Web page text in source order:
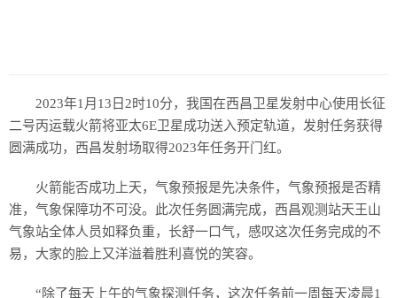
2023年1月13日2时10分，我国在西昌卫星发射中心使用长征
二号丙运载火箭将亚太6E卫星成功送入预定轨道，发射任务获得
圆满成功，西昌发射场取得2023年任务开门红。
火箭能否成功上天，气象预报是先决条件，气象预报是否精
准，气象保障功不可没。此次任务圆满完成，西昌观测站天王山
气象站全体人员如释负重，长舒一口气，感叹这次任务完成的不
易，大家的脸上又洋溢着胜利喜悦的笑容。
“除了每天上午的气象探测任务，这次任务前一周每天凌晨1